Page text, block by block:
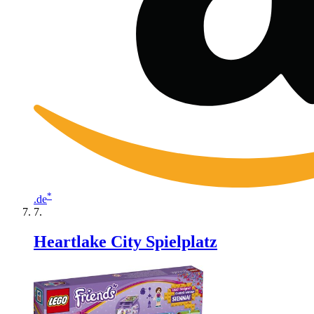
.de*
Heartlake City Spielplatz